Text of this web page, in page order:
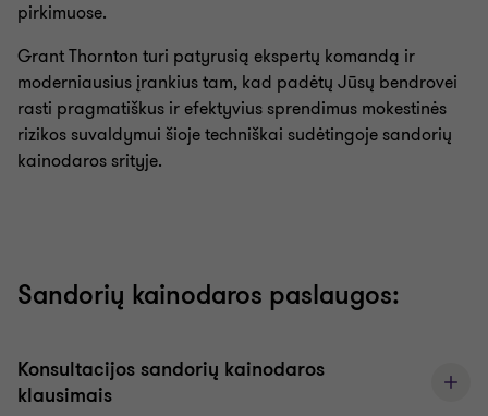
pirkimuose.
Grant Thornton turi patyrusią ekspertų komandą ir
moderniausius įrankius tam, kad padėtų Jūsų bendrovei
rasti pragmatiškus ir efektyvius sprendimus mokestinės
rizikos suvaldymui šioje techniškai sudėtingoje sandorių
kainodaros srityje.
Sandorių kainodaros paslaugos:
Konsultacijos sandorių kainodaros
klausimais